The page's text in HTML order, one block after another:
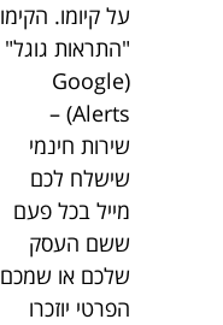
על קיומו. הקימו
"התראות גוגל"
(Google
Alerts) –
שירות חינמי
שישלח לכם
מייל בכל פעם
ששם העסק
שלכם או שמכם
הפרטי יוזכרו